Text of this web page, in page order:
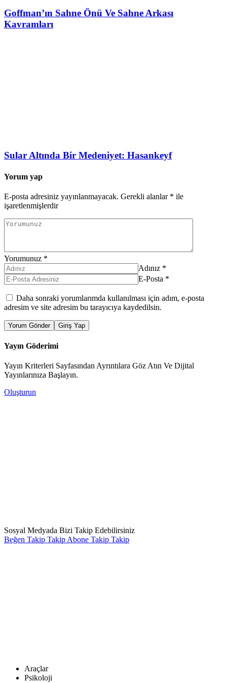
Goffman’ın Sahne Önü Ve Sahne Arkası
Kavramları
Sular Altında Bir Medeniyet: Hasankeyf
Yorum yap
E-posta adresiniz yayınlanmayacak. Gerekli alanlar * ile
işaretlenmişlerdir
Yorumunuz *
Adınız *
E-Posta *
Daha sonraki yorumlarımda kullanılması için adım, e-posta
adresim ve site adresim bu tarayıcıya kaydedilsin.
Yorum Gönder Giriş Yap
Yayın Göderimi
Yayın Kriterleri Sayfasından Ayrıntılara Göz Atın Ve Dijital
Yayınlarınıza Başlayın.
Oluşturun
Sosyal Medyada Bizi Takip Edebilirsiniz
Beğen Takip Takip Abone Takip Takip
Araçlar
Psikoloji